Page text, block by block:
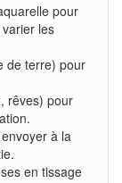
pour
les
de terre) pour
rêves) pour
à la
en tissage